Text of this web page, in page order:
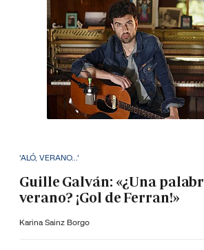
'ALÓ, VERANO...'
Guille Galván: «¿Una
verano? ¡Gol de Ferran!»
Karina Sainz Borgo